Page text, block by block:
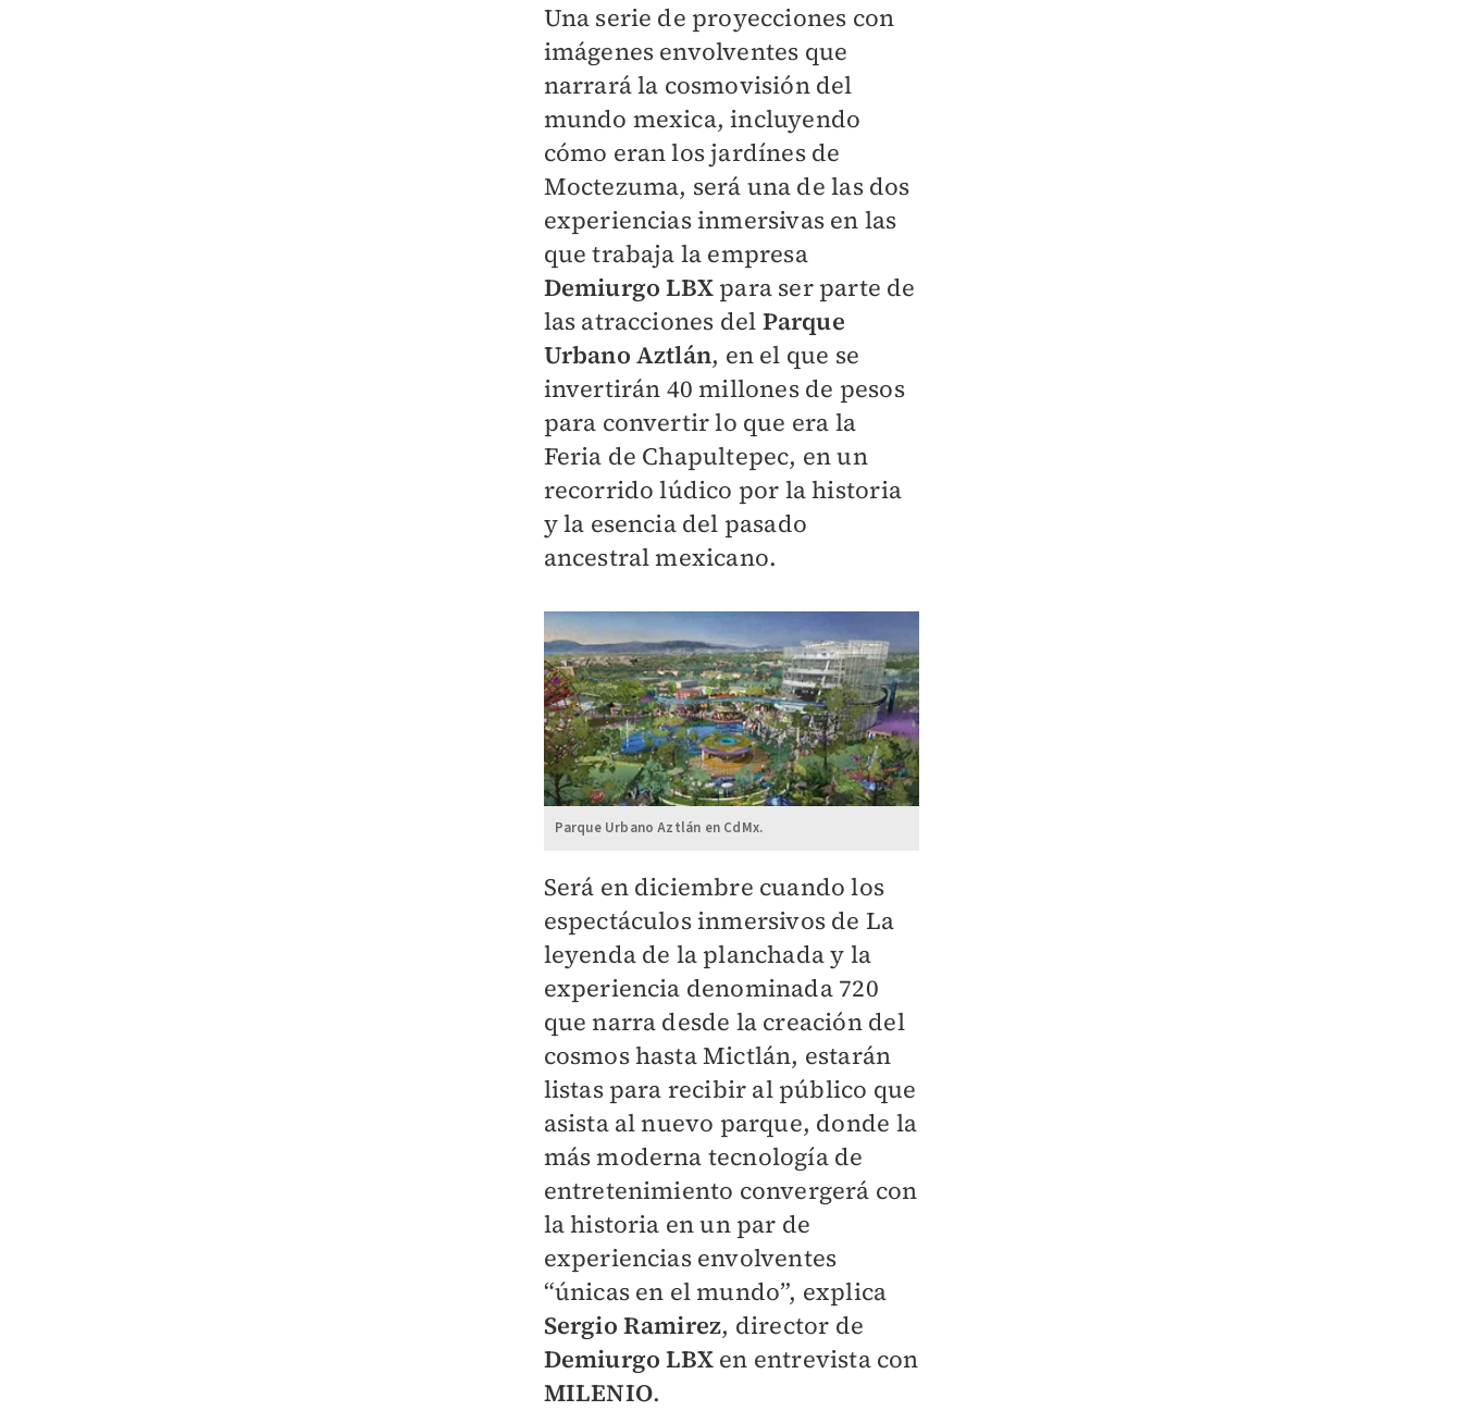
Una serie de proyecciones con
imágenes envolventes que
narrará la cosmovisión del
mundo mexica, incluyendo
cómo eran los jardínes de
Moctezuma, será una de las dos
experiencias inmersivas en las
que trabaja la empresa
Demiurgo LBXpara ser parte de
las atracciones del Parque
Urbano Aztlán, en el que se
invertirán 40 millones de pesos
para convertir lo que era la
Feria de Chapultepec, en un
recorrido lúdico por la historia
y la esencia del pasado
ancestral mexicano.
Parque Urbano Aztlán en CdMx.
Será en diciembre cuando los
espectáculos inmersivos de La
leyenda de la planchada y la
experiencia denominada 720
que narra desde la creación del
cosmos hasta Mictlán, estarán
listas para recibir al público que
asista al nuevo parque, donde la
más moderna tecnología de
entretenimiento convergerá con
la historia en un par de
experiencias envolventes
“únicas en el mundo”, explica
Sergio Ramirez, director de
Demiurgo LBXen entrevista con
MILENIO.